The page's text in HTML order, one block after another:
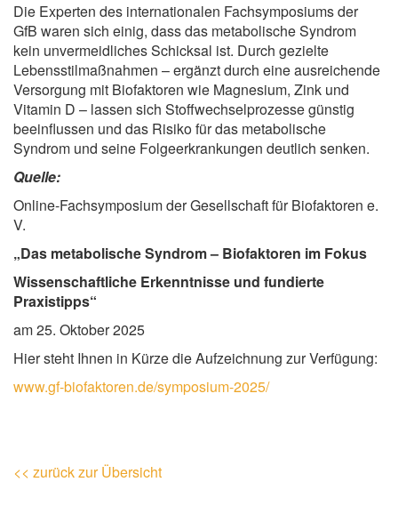
Die Experten des internationalen Fachsymposiums der
GfB waren sich einig, dass das metabolische Syndrom
kein unvermeidliches Schicksal ist. Durch gezielte
Lebensstilmaßnahmen – ergänzt durch eine ausreichende
Versorgung mit Biofaktoren wie Magnesium, Zink und
Vitamin D – lassen sich Stoffwechselprozesse günstig
beeinflussen und das Risiko für das metabolische
Syndrom und seine Folgeerkrankungen deutlich senken.
Quelle:
Online-Fachsymposium der Gesellschaft für Biofaktoren e.
V.
„Das metabolische Syndrom – Biofaktoren im Fokus
Wissenschaftliche Erkenntnisse und fundierte
Praxistipps“
am 25. Oktober 2025
Hier steht Ihnen in Kürze die Aufzeichnung zur Verfügung:
www.gf-biofaktoren.de/symposium-2025/
<< zurück zur Übersicht